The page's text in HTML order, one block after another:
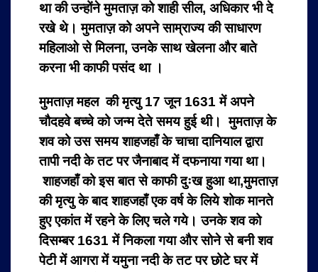
था की उन्होंने मुमताज़ को शाही सील, अधिकार भी दे
रखे थे। मुमताज़ को अपने साम्राज्य की साधारण
महिलाओ से मिलना, उनके साथ खेलना और बाते
करना भी काफी पसंद था ।
मुमताज़ महल की मृत्यु 17 जून 1631 में अपने
चौदहवे बच्चे को जन्म देते समय हुई थी। मुमताज़ के
शव को उस समय शाहजहाँ के चाचा दानियाल द्वारा
तापी नदी के तट पर जैनाबाद में दफनाया गया था।
शाहजहाँ को इस बात से काफी दुःख हुआ था,मुमताज़
की मृत्यु के बाद शाहजहाँ एक वर्ष के लिये शोक मानते
हुए एकांत में रहने के लिए चले गये। उनके शव को
दिसम्बर 1631 में निकला गया और सोने से बनी शव
पेटी में आगरा में यमुना नदी के तट पर छोटे घर में